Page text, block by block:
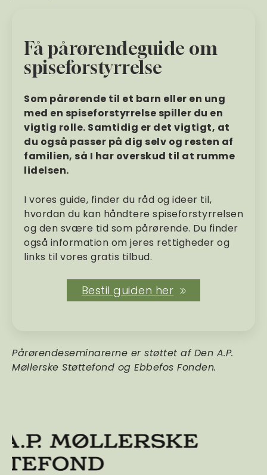
Få pårørendeguide om
spiseforstyrrelse
Som pårørende til et barn eller en ung
med en spiseforstyrrelse spiller du en
vigtig rolle. Samtidig er det vigtigt, at
du også passer på dig selv og resten af
familien, så I har overskud til at rumme
lidelsen.
I vores guide, finder du råd og ideer til,
hvordan du kan håndtere spiseforstyrrelsen
og den svære tid som pårørende. Du finder
også information om jeres rettigheder og
links til vores gratis tilbud.
Bestil guiden her
Pårørendeseminarerne er støttet af Den A.P.
Møllerske Støttefond og Ebbefos Fonden.